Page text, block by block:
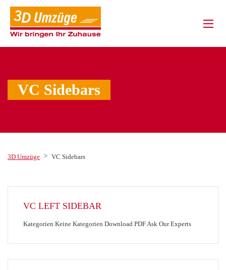
VC Sidebars
3D Umzüge > VC Sidebars
VC LEFT SIDEBAR
Kategorien Keine Kategorien Download PDF Ask Our Experts